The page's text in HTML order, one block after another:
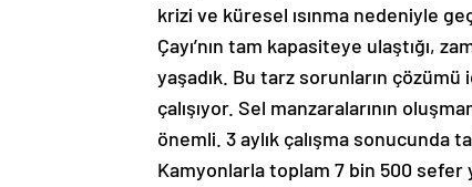
krizi ve küresel ısınma nedeniyle
Çayı’nın tam kapasiteye ulaştığı,
yaşadık. Bu tarz sorunların çözümü
çalışıyor. Sel manzaralarının
önemli. 3 aylık çalışma sonucunda
Kamyonlarla toplam 7 bin 500 sefer